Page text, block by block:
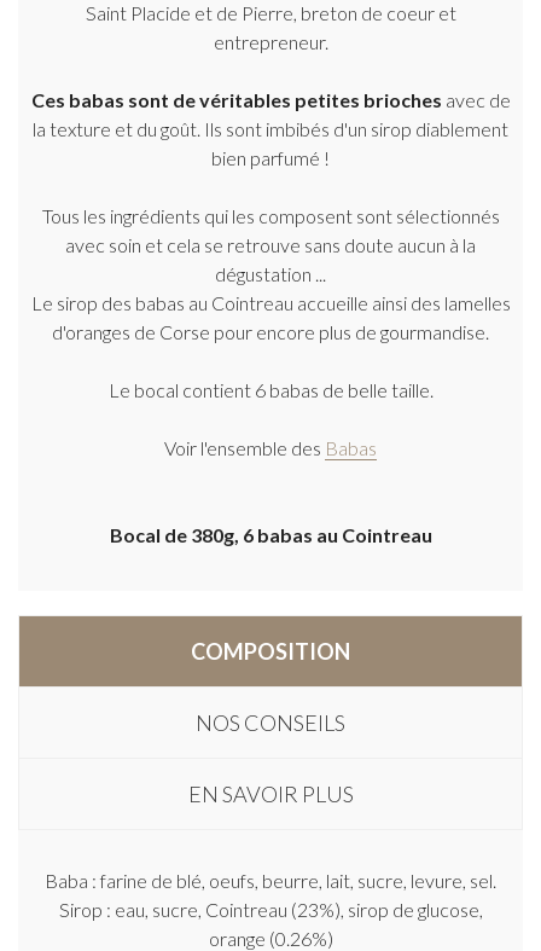
Saint Placide et de Pierre, breton de coeur et
entrepreneur.
Ces babas sont de véritables petites brioches avec de
la texture et du goût. Ils sont imbibés d'un sirop diablement
bien parfumé !
Tous les ingrédients qui les composent sont sélectionnés
avec soin et cela se retrouve sans doute aucun à la
dégustation ...
Le sirop des babas au Cointreau accueille ainsi des lamelles
d'oranges de Corse pour encore plus de gourmandise.
Le bocal contient 6 babas de belle taille.
Voir l'ensemble des Babas
Bocal de 380g, 6 babas au Cointreau
COMPOSITION
NOS CONSEILS
EN SAVOIR PLUS
Baba : farine de blé, oeufs, beurre, lait, sucre, levure, sel.
Sirop : eau, sucre, Cointreau (23%), sirop de glucose,
orange (0.26%)